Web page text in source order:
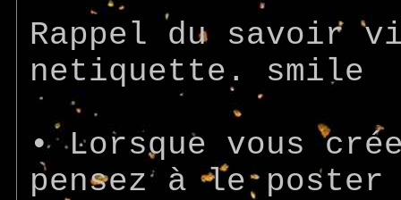
Rappel du savoir
netiquette. smile
• Lorsque vous
pensez à le poster